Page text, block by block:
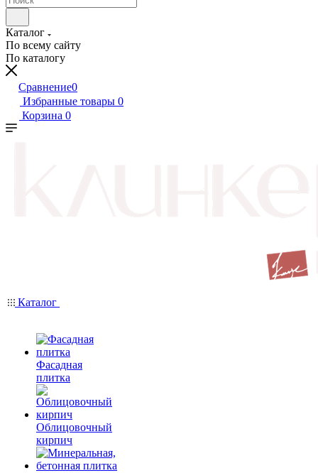
Каталог
По всему сайту
По каталогу
Сравнение0
Избранные товары 0
Корзина 0
Каталог
Фасадная
плитка
Облицовочный
кирпич